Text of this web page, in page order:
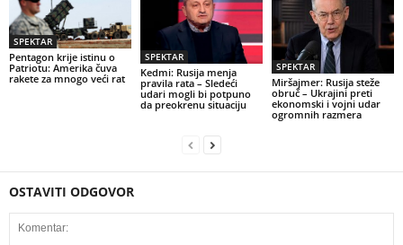
SPEKTAR
Pentagon krije istinu o
Patriotu: Amerika čuva
rakete za mnogo veći rat
SPEKTAR
Kedmi: Rusija menja
pravila rata – Sledeći
udari mogli bi potpuno
da preokrenu situaciju
SPEKTAR
Miršajmer: Rusija steže
obruč – Ukrajini preti
ekonomski i vojni udar
ogromnih razmera
OSTAVITI ODGOVOR